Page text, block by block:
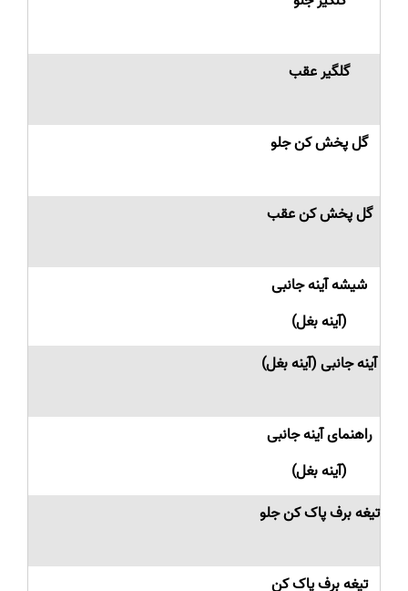
گلگیر عقب
گل پخش کن جلو
گل پخش کن عقب
شیشه آینه جانبی
(آینه بغل)
آینه جانبی (آینه بغل)
راهنمای آینه جانبی
(آینه بغل)
تیغه برف پاک کن جلو
تیغه برف پاک کن